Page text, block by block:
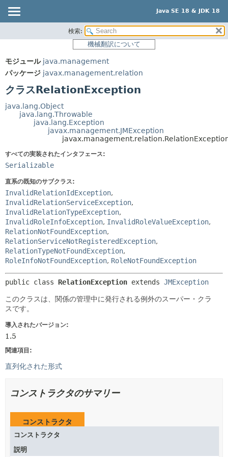
Java SE 18 & JDK 18
パッケージ
使用
ツリー
プレビュー
非推奨
ヘルプ
サマリー:
ネスト済
メソッド
フィールド
検索:
機械翻訳について
モジュール java.management
パッケージ javax.management.relation
クラスRelationException
java.lang.Object
java.lang.Throwable
java.lang.Exception
javax.management.JMException
すべての実装されたインタフェース:
Serializable
直系の既知のサブクラス:
InvalidRelationIdException,
InvalidRelationServiceException,
InvalidRelationTypeException,
InvalidRoleInfoException, InvalidRoleValueException,
RelationNotFoundException,
RelationServiceNotRegisteredException,
RelationTypeNotFoundException,
RoleInfoNotFoundException, RoleNotFoundException
public class RelationException extends JMException
このクラスは、関係の管理中に発行される例外のスーパー・クラ
スです。
導入されたバージョン:
1.5
関連項目:
直列化された形式
コンストラクタのサマリー
コンストラクタ
コンストラクタ
説明